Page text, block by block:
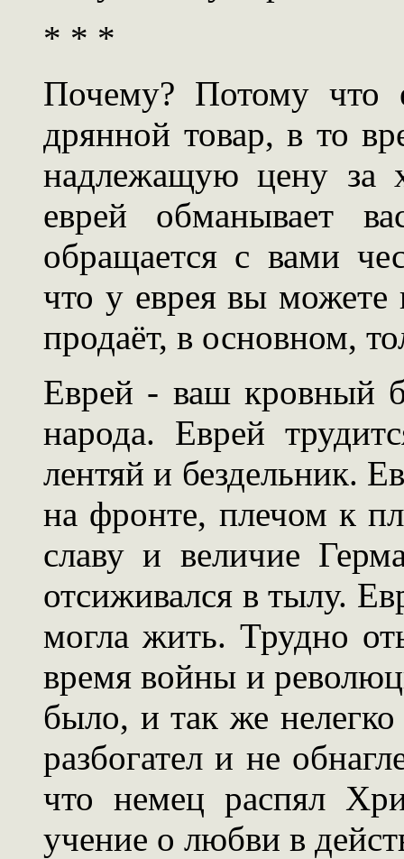
* * *
Почему? Потому что
дрянной товар, в то
надлежащую цену за
еврей обманывает
обращается с вами
что у еврея вы можете
продаёт, в основном,
Еврей - ваш кровный
народа. Еврей
лентяй и бездельник.
на фронте, плечом к
славу и величие
отсиживался в тылу.
могла жить. Трудно
время войны и
было, и так же
разбогател и не
что немец распял
учение о любви в